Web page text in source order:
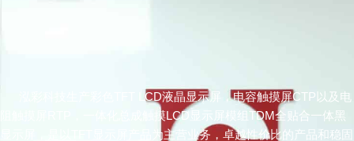
泓彩科技生产彩色TFT LCD液晶显示屏，电容触摸屏CTP以及电
阻触摸屏RTP，一体化总成触摸LCD显示屏模组TDM全贴合一体黑
显示屏，是以TFT显示屏产品为主营业务，卓越性价比的产品和稳固